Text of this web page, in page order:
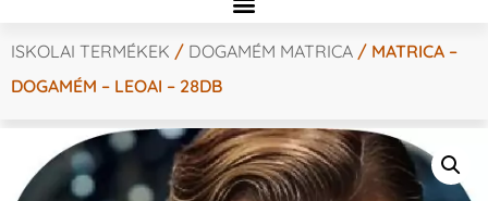
ISKOLAI TERMÉKEK / DOGAMÉM MATRICA / MATRICA –
DOGAMÉM – LEOAI – 28DB